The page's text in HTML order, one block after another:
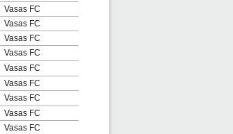
Vasas FC
Vasas FC
Vasas FC
Vasas FC
Vasas FC
Vasas FC
Vasas FC
Vasas FC
Vasas FC